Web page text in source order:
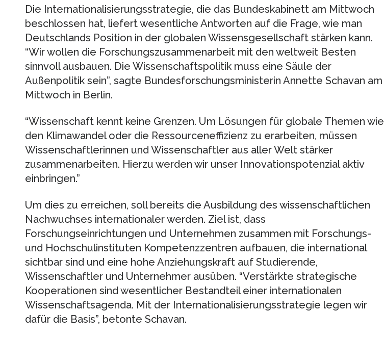
Die Internationalisierungsstrategie, die das Bundeskabinett am Mittwoch
beschlossen hat, liefert wesentliche Antworten auf die Frage, wie man
Deutschlands Position in der globalen Wissensgesellschaft stärken kann.
“Wir wollen die Forschungszusammenarbeit mit den weltweit Besten
sinnvoll ausbauen. Die Wissenschaftspolitik muss eine Säule der
Außenpolitik sein”, sagte Bundesforschungsministerin Annette Schavan am
Mittwoch in Berlin.
“Wissenschaft kennt keine Grenzen. Um Lösungen für globale Themen wie
den Klimawandel oder die Ressourceneffizienz zu erarbeiten, müssen
Wissenschaftlerinnen und Wissenschaftler aus aller Welt stärker
zusammenarbeiten. Hierzu werden wir unser Innovationspotenzial aktiv
einbringen.”
Um dies zu erreichen, soll bereits die Ausbildung des wissenschaftlichen
Nachwuchses internationaler werden. Ziel ist, dass
Forschungseinrichtungen und Unternehmen zusammen mit Forschungs-
und Hochschulinstituten Kompetenzzentren aufbauen, die international
sichtbar sind und eine hohe Anziehungskraft auf Studierende,
Wissenschaftler und Unternehmer ausüben. “Verstärkte strategische
Kooperationen sind wesentlicher Bestandteil einer internationalen
Wissenschaftsagenda. Mit der Internationalisierungsstrategie legen wir
dafür die Basis”, betonte Schavan.